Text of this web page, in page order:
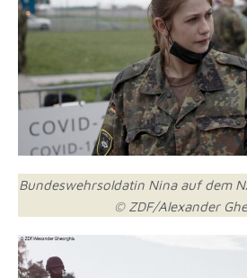
Bundeswehrsoldatin Nina auf dem
© ZDF/Alexander